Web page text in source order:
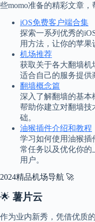
些momo准备的精彩文章
iOS免费客户端合集
探索一系列优秀的
用方法，让你的苹果
机场推荐
获取关于各大翻墙机
适合自己的服务提供
翻墙概念篇
深入了解翻墙的基本
帮助你建立对翻墙技
础。
油猴插件介绍和教程
学习如何使用油猴插
常任务以及优化你的
用户。
2024精品机场导航 🚀
🌟 薯片云
作为业内新秀，凭借优质